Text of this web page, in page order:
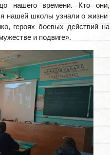
нашего времени. Кто они,
нашей школы узнали о жизни
героях боевых действий на
и подвиге».